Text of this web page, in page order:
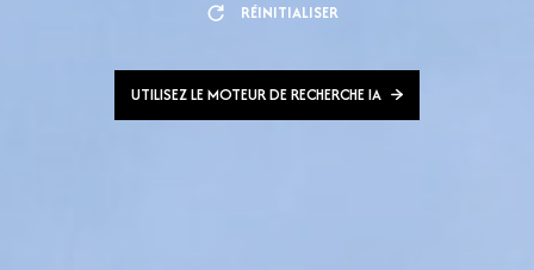
RÉINITIALISER
UTILISEZ LE MOTEUR DE RECHERCHE IA